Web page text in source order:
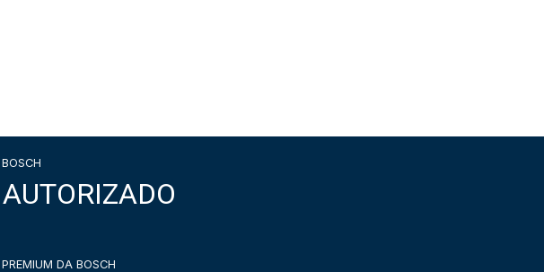
DA BOSCH